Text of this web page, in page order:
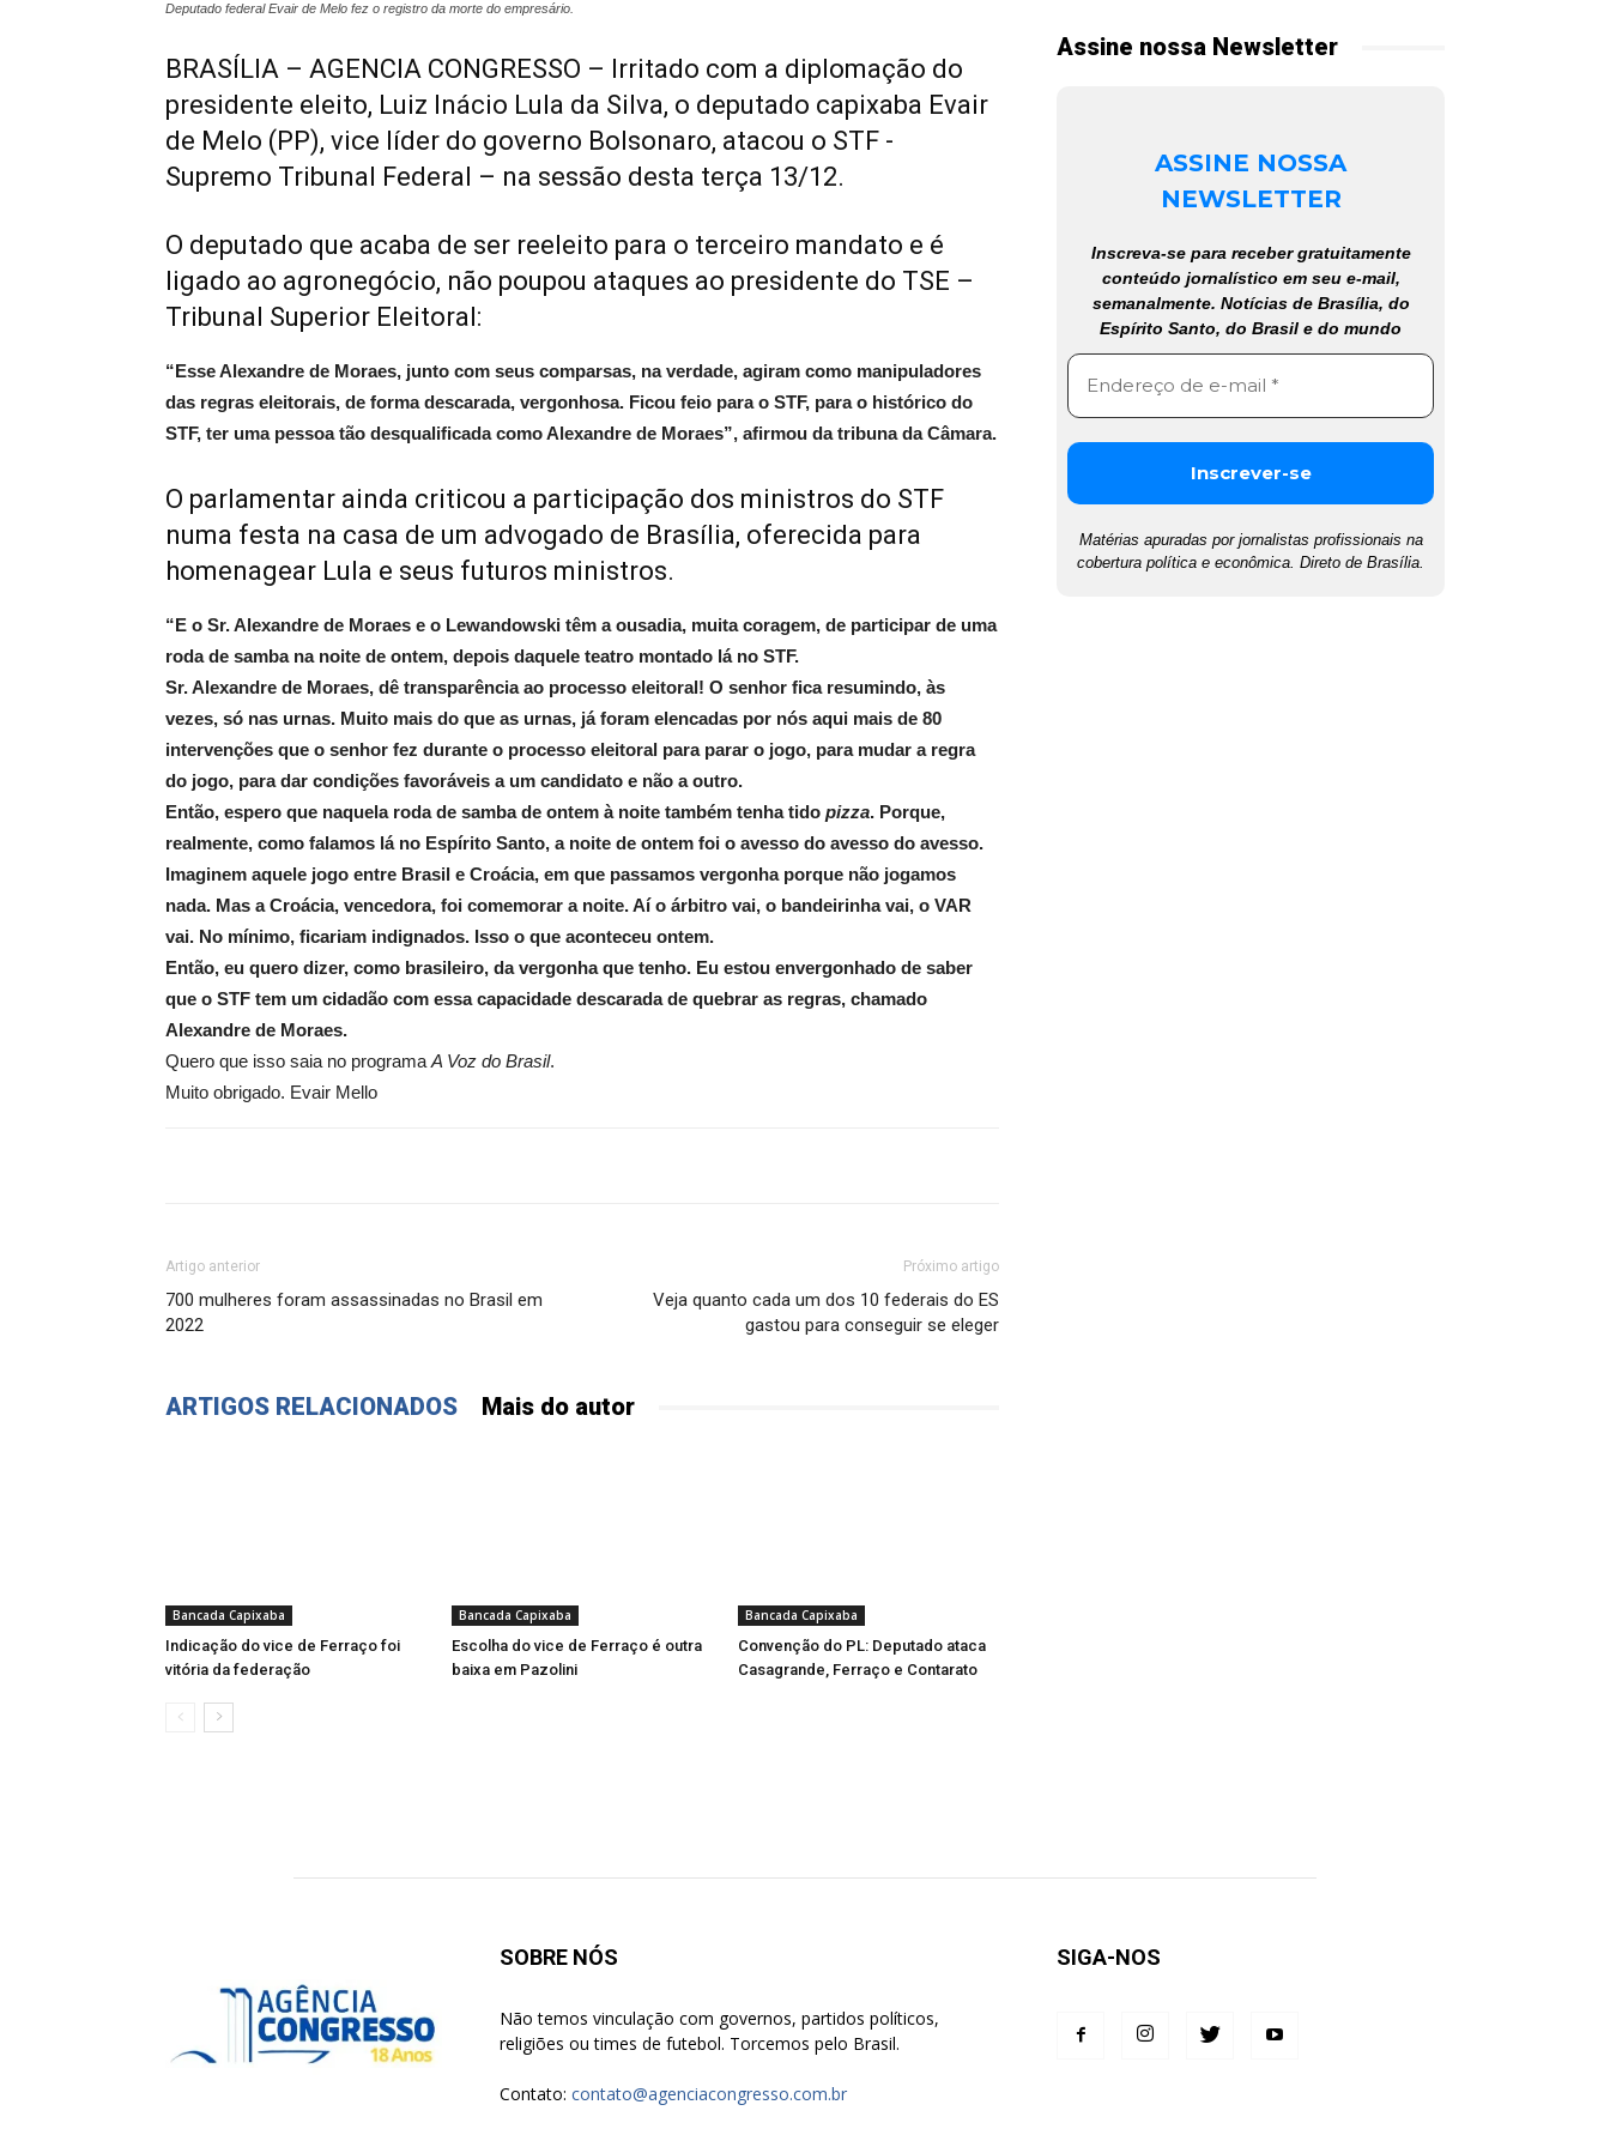
Deputado federal Evair de Melo fez o registro da morte do empresário.
BRASÍLIA – AGENCIA CONGRESSO – Irritado com a diplomação do
presidente eleito, Luiz Inácio Lula da Silva, o deputado capixaba Evair
de Melo (PP), vice líder do governo Bolsonaro, atacou o STF -
Supremo Tribunal Federal – na sessão desta terça 13/12.
O deputado que acaba de ser reeleito para o terceiro mandato e é
ligado ao agronegócio, não poupou ataques ao presidente do TSE –
Tribunal Superior Eleitoral:
“Esse Alexandre de Moraes, junto com seus comparsas, na verdade, agiram como manipuladores
das regras eleitorais, de forma descarada, vergonhosa. Ficou feio para o STF, para o histórico do
STF, ter uma pessoa tão desqualificada como Alexandre de Moraes”, afirmou da tribuna da Câmara.
O parlamentar ainda criticou a participação dos ministros do STF
numa festa na casa de um advogado de Brasília, oferecida para
homenagear Lula e seus futuros ministros.
“E o Sr. Alexandre de Moraes e o Lewandowski têm a ousadia, muita coragem, de participar de uma
roda de samba na noite de ontem, depois daquele teatro montado lá no STF.
Sr. Alexandre de Moraes, dê transparência ao processo eleitoral! O senhor fica resumindo, às
vezes, só nas urnas. Muito mais do que as urnas, já foram elencadas por nós aqui mais de 80
intervenções que o senhor fez durante o processo eleitoral para parar o jogo, para mudar a regra
do jogo, para dar condições favoráveis a um candidato e não a outro.
Então, espero que naquela roda de samba de ontem à noite também tenha tido pizza. Porque,
realmente, como falamos lá no Espírito Santo, a noite de ontem foi o avesso do avesso do avesso.
Imaginem aquele jogo entre Brasil e Croácia, em que passamos vergonha porque não jogamos
nada. Mas a Croácia, vencedora, foi comemorar a noite. Aí o árbitro vai, o bandeirinha vai, o VAR
vai. No mínimo, ficariam indignados. Isso o que aconteceu ontem.
Então, eu quero dizer, como brasileiro, da vergonha que tenho. Eu estou envergonhado de saber
que o STF tem um cidadão com essa capacidade descarada de quebrar as regras, chamado
Alexandre de Moraes.
Quero que isso saia no programa A Voz do Brasil.
Muito obrigado. Evair Mello
Artigo anterior
700 mulheres foram assassinadas no Brasil em
2022
Próximo artigo
Veja quanto cada um dos 10 federais do ES
gastou para conseguir se eleger
ARTIGOS RELACIONADOS Mais do autor
Bancada Capixaba
Indicação do vice de Ferraço foi
vitória da federação
Bancada Capixaba
Escolha do vice de Ferraço é outra
baixa em Pazolini
Bancada Capixaba
Convenção do PL: Deputado ataca
Casagrande, Ferraço e Contarato
Assine nossa Newsletter
ASSINE NOSSA
NEWSLETTER
Inscreva-se para receber gratuitamente
conteúdo jornalístico em seu e-mail,
semanalmente. Notícias de Brasília, do
Espírito Santo, do Brasil e do mundo
Matérias apuradas por jornalistas profissionais na
cobertura política e econômica. Direto de Brasília.
SOBRE NÓS
Não temos vinculação com governos, partidos políticos,
religiões ou times de futebol. Torcemos pelo Brasil.
Contato: contato@agenciacongresso.com.br
SIGA-NOS